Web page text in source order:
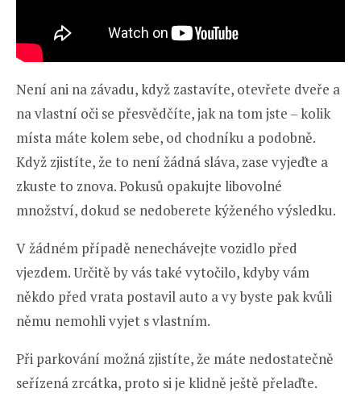
Není ani na závadu, když zastavíte, otevřete dveře a
na vlastní oči se přesvědčíte, jak na tom jste – kolik
místa máte kolem sebe, od chodníku a podobně.
Když zjistíte, že to není žádná sláva, zase vyjeďte a
zkuste to znova. Pokusů opakujte libovolné
množství, dokud se nedoberete kýženého výsledku.
V žádném případě nenechávejte vozidlo před
vjezdem. Určitě by vás také vytočilo, kdyby vám
někdo před vrata postavil auto a vy byste pak kvůli
němu nemohli vyjet s vlastním.
Při parkování možná zjistíte, že máte nedostatečně
seřízená zrcátka, proto si je klidně ještě přelaďte.